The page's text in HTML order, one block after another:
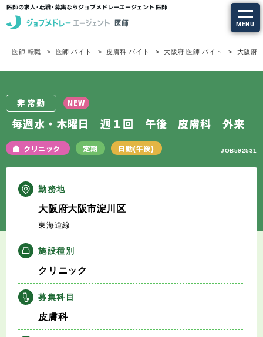
医師の求人・転職・募集ならジョブメドレーエージェント 医師
MENU
求人を探す
定期非常勤の求人
特集から探す
エージェントサービス
エージェントサービスTOP
サービスの流れ
キャリアアドバイザー紹介
医師の求人・転職Q&A
医師 転職 医師 バイト 皮膚科 バイト 大阪府 医師 バイト 大阪府/
非常勤 NEW
毎週水・木曜日 週１回 午後 皮膚科 外来
クリニック 定期 日勤(午後) JOB592531
勤務地
大阪府大阪市淀川区
東海道線
施設種別
クリニック
募集科目
皮膚科